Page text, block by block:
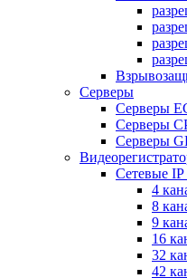
Серверы
Серверы
Серверы
Серверы
Сетевые IP
4
8
9
16
32
42